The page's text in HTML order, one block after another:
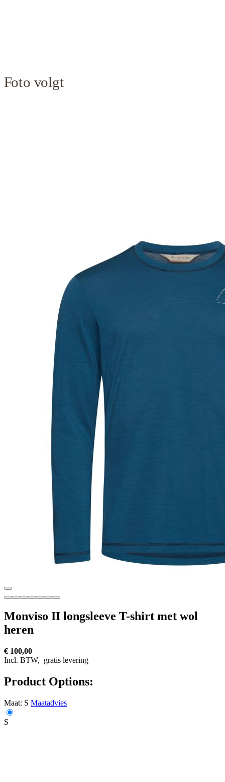
Monviso II longsleeve T-shirt met wol
heren
€ 100,00
Incl. BTW, gratis levering
Product Options:
Maat: S Maatadvies
S